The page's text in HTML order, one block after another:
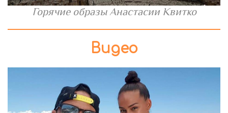
Горячие образы Анастасии Квитко
Видео